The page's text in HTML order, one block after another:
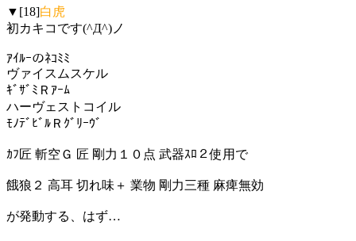
▼[18]白虎
初カキコです(^Д^)ノ
ｱｲﾙｰのﾈｺﾐﾐ
ヴァイスムスケル
ｷﾞｻﾞﾐＲｱｰﾑ
ハーヴェストコイル
ﾓﾉﾃﾞﾋﾞﾙＲｸﾞﾘｰｳﾞ
ｶﾌ匠 斬空Ｇ 匠 剛力１０点 武器ｽﾛ２使用で
餓狼２ 高耳 切れ味＋ 業物 剛力三種 麻痺無効
が発動する、はず…